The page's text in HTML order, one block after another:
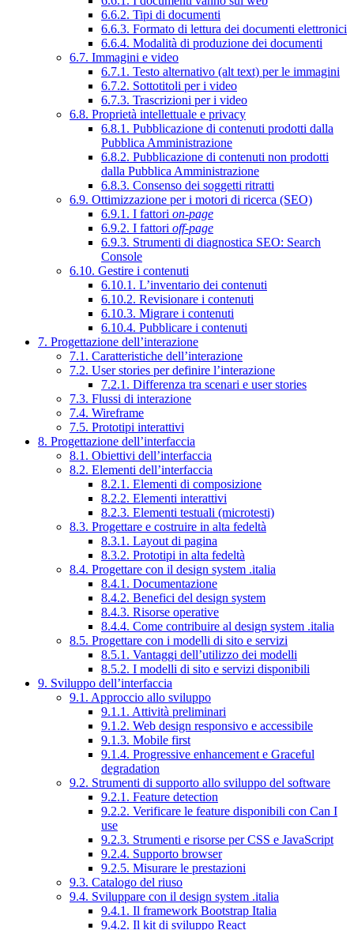
6.6.2. Tipi di documenti
6.6.3. Formato di lettura dei documenti elettronici
6.6.4. Modalità di produzione dei documenti
6.7. Immagini e video
6.7.1. Testo alternativo (alt text) per le immagini
6.7.2. Sottotitoli per i video
6.7.3. Trascrizioni per i video
6.8. Proprietà intellettuale e privacy
6.8.1. Pubblicazione di contenuti prodotti dalla
Pubblica Amministrazione
6.8.2. Pubblicazione di contenuti non prodotti
dalla Pubblica Amministrazione
6.8.3. Consenso dei soggetti ritratti
6.9. Ottimizzazione per i motori di ricerca (SEO)
6.9.1. I fattori on-page
6.9.2. I fattori off-page
6.9.3. Strumenti di diagnostica SEO: Search
Console
6.10. Gestire i contenuti
6.10.1. L’inventario dei contenuti
6.10.2. Revisionare i contenuti
6.10.3. Migrare i contenuti
6.10.4. Pubblicare i contenuti
7. Progettazione dell’interazione
7.1. Caratteristiche dell’interazione
7.2. User stories per definire l’interazione
7.2.1. Differenza tra scenari e user stories
7.3. Flussi di interazione
7.4. Wireframe
7.5. Prototipi interattivi
8. Progettazione dell’interfaccia
8.1. Obiettivi dell’interfaccia
8.2. Elementi dell’interfaccia
8.2.1. Elementi di composizione
8.2.2. Elementi interattivi
8.2.3. Elementi testuali (microtesti)
8.3. Progettare e costruire in alta fedeltà
8.3.1. Layout di pagina
8.3.2. Prototipi in alta fedeltà
8.4. Progettare con il design system .italia
8.4.1. Documentazione
8.4.2. Benefici del design system
8.4.3. Risorse operative
8.4.4. Come contribuire al design system .italia
8.5. Progettare con i modelli di sito e servizi
8.5.1. Vantaggi dell’utilizzo dei modelli
8.5.2. I modelli di sito e servizi disponibili
9. Sviluppo dell’interfaccia
9.1. Approccio allo sviluppo
9.1.1. Attività preliminari
9.1.2. Web design responsivo e accessibile
9.1.3. Mobile first
9.1.4. Progressive enhancement e Graceful
degradation
9.2. Strumenti di supporto allo sviluppo del software
9.2.1. Feature detection
9.2.2. Verificare le feature disponibili con Can I
use
9.2.3. Strumenti e risorse per CSS e JavaScript
9.2.4. Supporto browser
9.2.5. Misurare le prestazioni
9.3. Catalogo del riuso
9.4. Sviluppare con il design system .italia
9.4.1. Il framework Bootstrap Italia
9.4.2. Il kit di sviluppo React